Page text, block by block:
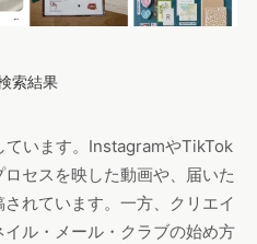
索結果
ています。InstagramやTikTok
セスを映した動画や、届いた
れています。一方、クリエイ
ル・メール・クラブの始め方